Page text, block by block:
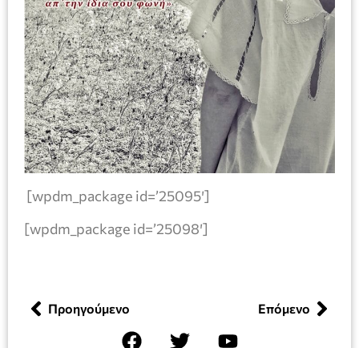
[wpdm_package id=’25095′]
[wpdm_package id=’25098′]
Προηγούμενο Επόμενο